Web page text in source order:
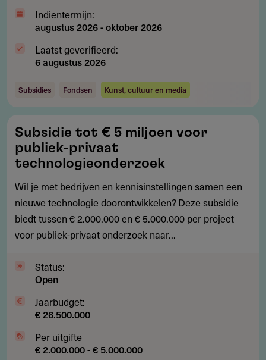
Indientermijn:
augustus 2026-oktober 2026
Laatst geverifieerd:
6 augustus 2026
Subsidies Fondsen Kunst, cultuur en media
tot
€
5
miljoen
voor
publiek-
privaat
Subsidie tot € 5 miljoen voor
publiek-privaat
technologieonderzoek
Wil je met bedrijven en kennisinstellingen samen een
nieuwe technologie doorontwikkelen? Deze subsidie
biedt tussen € 2.000.000 en € 5.000.000 per project
voor publiek-privaat onderzoek naar...
Status:
Open
Jaarbudget:
€ 26.500.000
Per uitgifte
€ 2.000.000 - € 5.000.000